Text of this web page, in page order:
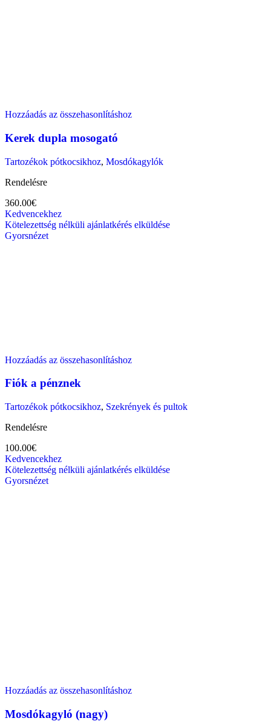
Hozzáadás az összehasonlításhoz
Kerek dupla mosogató
Tartozékok pótkocsikhoz, Mosdókagylók
Rendelésre
360.00€
Kedvencekhez
Kötelezettség nélküli ajánlatkérés elküldése
Gyorsnézet
Hozzáadás az összehasonlításhoz
Fiók a pénznek
Tartozékok pótkocsikhoz, Szekrények és pultok
Rendelésre
100.00€
Kedvencekhez
Kötelezettség nélküli ajánlatkérés elküldése
Gyorsnézet
Hozzáadás az összehasonlításhoz
Mosdókagyló (nagy)